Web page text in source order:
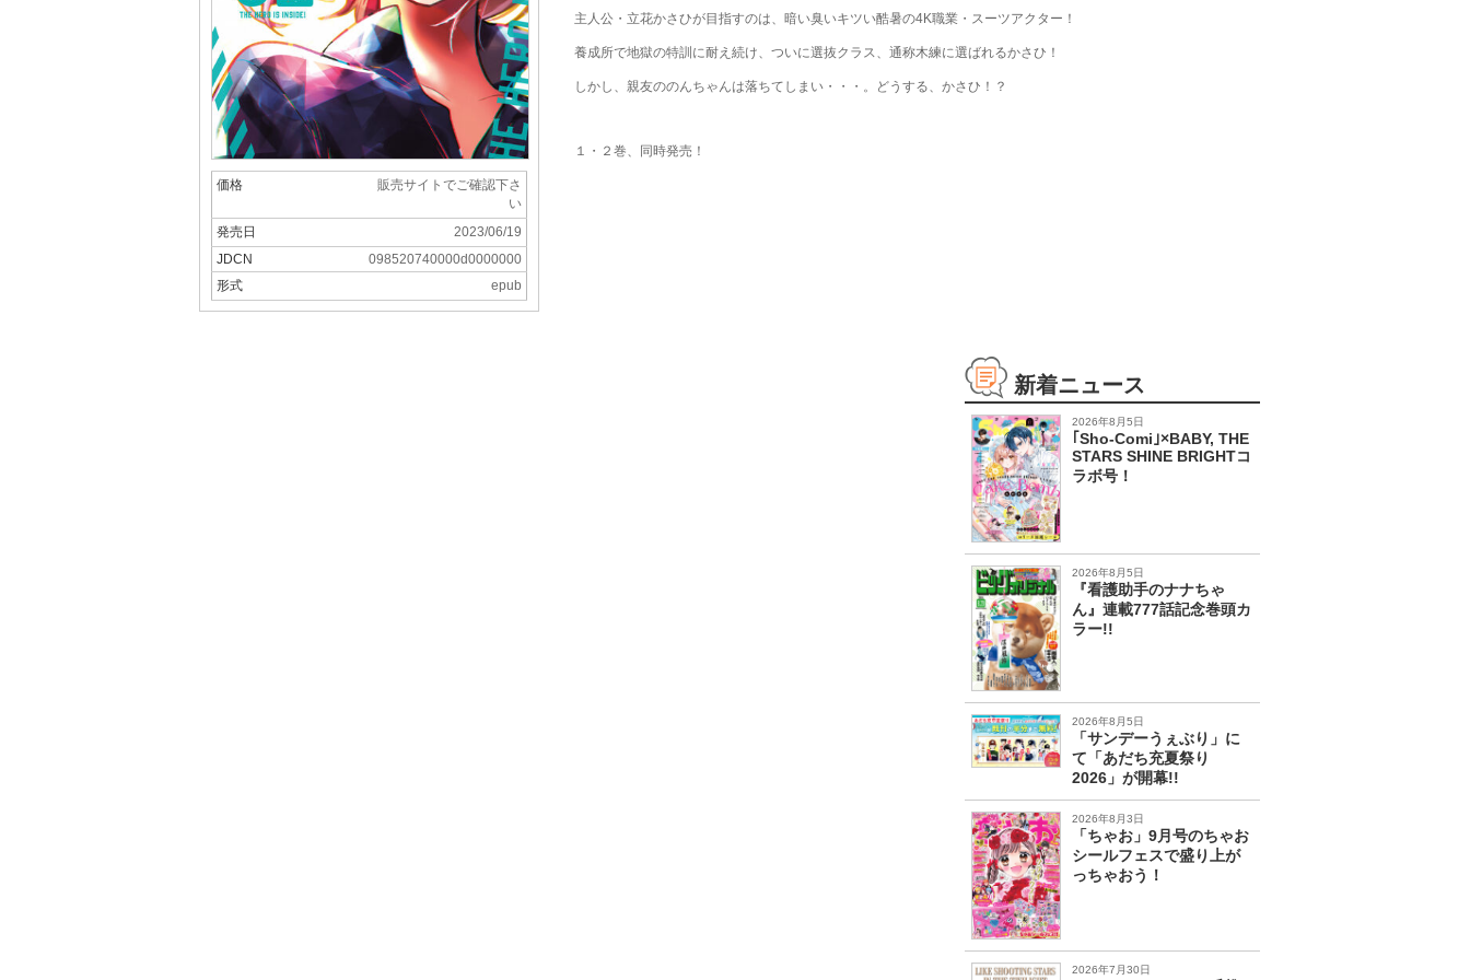
価格
販売サイトでご確認下さ
い
発売日
2023/06/19
JDCN
098520740000d0000000
形式
epub
主人公・立花かさひが目指すのは、暗い臭いキツい酷暑の4K職業・スーツアクター！
養成所で地獄の特訓に耐え続け、ついに選抜クラス、通称木練に選ばれるかさひ！
しかし、親友ののんちゃんは落ちてしまい・・・。どうする、かさひ！？
１・２巻、同時発売！
新着ニュース
2026年8月5日
｢Sho-Comi｣×BABY, THE
STARS SHINE BRIGHTコ
ラボ号！
2026年8月5日
『看護助手のナナちゃ
ん』連載777話記念巻頭カ
ラー!!
2026年8月5日
「サンデーうぇぶり」に
て「あだち充夏祭り
2026」が開幕!!
2026年8月3日
「ちゃお」9月号のちゃお
シールフェスで盛り上が
っちゃおう！
2026年7月30日